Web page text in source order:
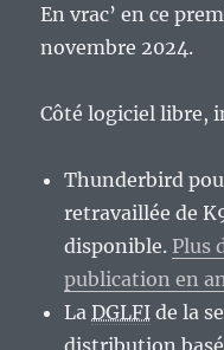
En vrac’ en ce
novembre 2024.
Côté logiciel libre,
Thunderbird
retravaillée de
disponible. Plus
publication en
LaDGLFI de la
distribution